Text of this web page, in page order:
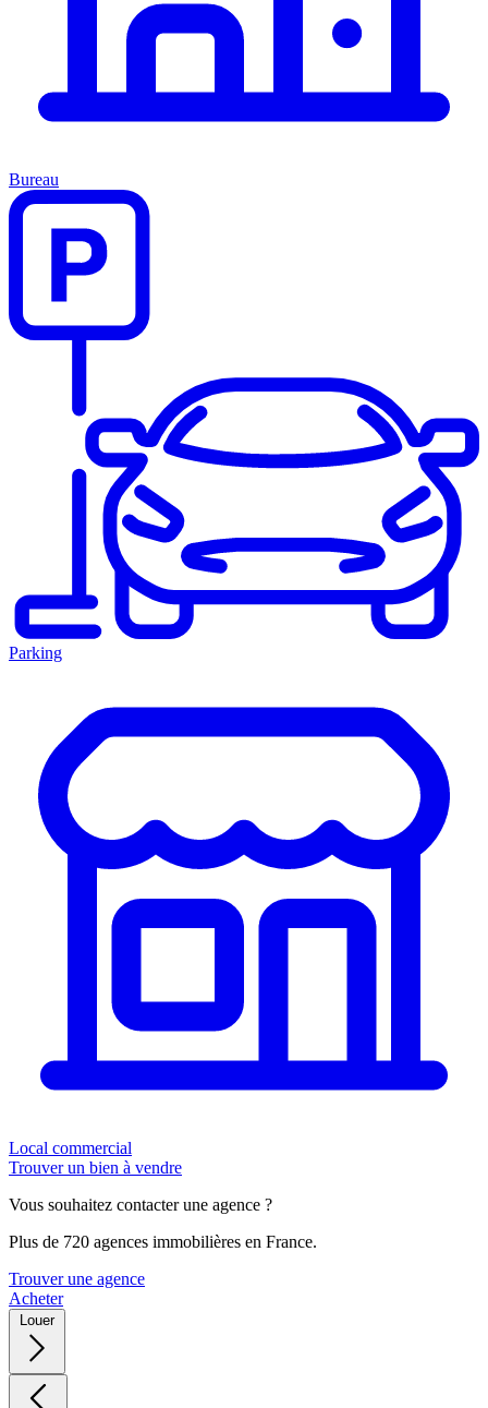
Bureau
Parking
Local commercial
Trouver un bien à vendre
Vous souhaitez contacter une agence ?
Plus de 720 agences immobilières en France.
Trouver une agence
Acheter
Louer